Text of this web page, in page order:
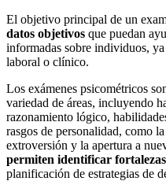
El objetivo principal de un
datos objetivos que puedan
informadas sobre individuos,
laboral o clínico.
Los exámenes psicométricos
variedad de áreas, incluyendo
razonamiento lógico,
rasgos de personalidad, como
extroversión y la apertura a
permiten identificar
planificación de estrategias de